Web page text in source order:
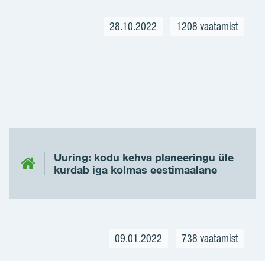
28.10.2022 1208 vaatamist
Uuring: kodu kehva planeeringu üle
kurdab iga kolmas eestimaalane
09.01.2022 738 vaatamist